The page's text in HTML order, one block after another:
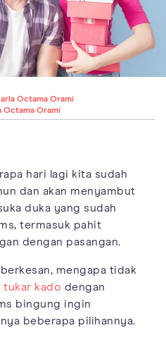
Octama Orami
Octama Orami
hari lagi kita sudah
dan akan menyambut
duka yang sudah
termasuk pahit
dengan pasangan.
mengapa tidak
tukar kado dengan
bingung ingin
beberapa pilihannya.